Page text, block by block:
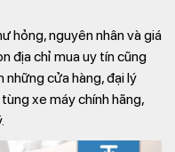
hỏng, nguyên nhân và giá
địa chỉ mua uy tín cũng
những cửa hàng, đại lý
xe máy chính hãng,